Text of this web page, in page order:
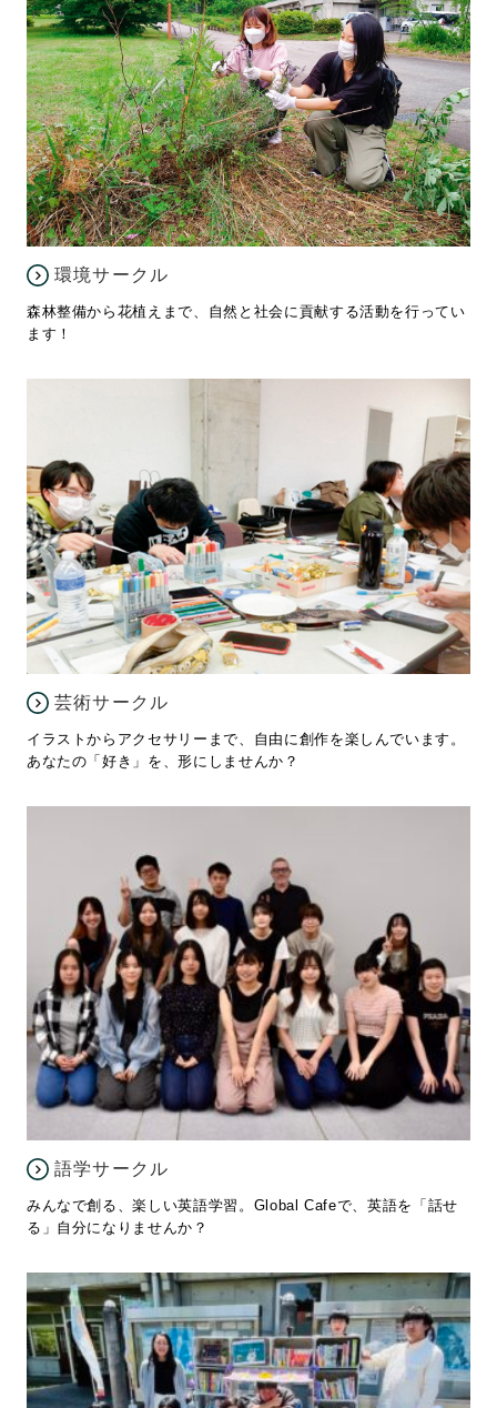
環境サークル
森林整備から花植えまで、自然と社会に貢献する活動を行ってい
ます！
芸術サークル
イラストからアクセサリーまで、自由に創作を楽しんでいます。
あなたの「好き」を、形にしませんか？
語学サークル
みんなで創る、楽しい英語学習。Global Cafeで、英語を「話せ
る」自分になりませんか？